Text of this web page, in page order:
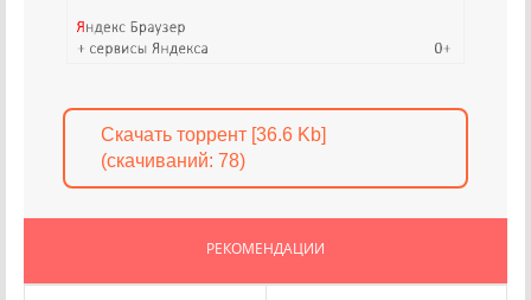
Скачать торрент [36.6 Kb]
(cкачиваний: 78)
РЕКОМЕНДАЦИИ